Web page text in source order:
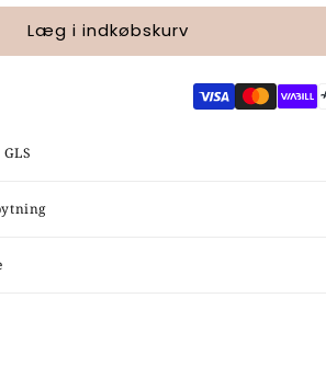
Læg i indkøbskurv